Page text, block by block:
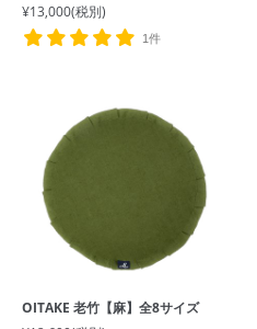
¥13,000(税別)
1件
OITAKE 老竹【麻】全8サイズ